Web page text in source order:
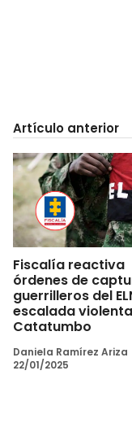
Artículo anterior
Fiscalía reactiva
órdenes de
guerrilleros del
escalada
Catatumbo
Daniela Ramírez Ariza
22/01/2025